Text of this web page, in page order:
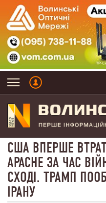
США ВПЕРШЕ
APACHE ЗА ЧАС
СХОДІ. ТРАМП
ІРАНУ